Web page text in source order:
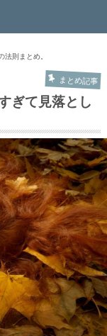
則まとめ。
まとめ記事
ぎて見落とし